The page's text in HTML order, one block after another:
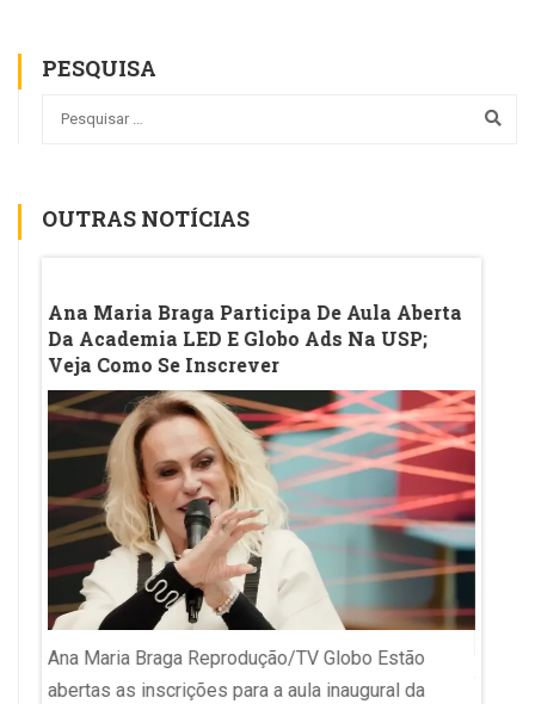
PESQUISA
OUTRAS NOTÍCIAS
Ana Maria Braga Participa De Aula Aberta
Da Academia LED E Globo Ads Na USP;
Veja Como Se Inscrever
Ana Maria Braga Reprodução/TV Globo Estão
abertas as inscrições para a aula inaugural da